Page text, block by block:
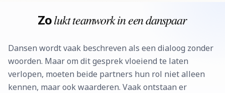
Zolukt teamwork in een danspaar
Dansen wordt vaak beschreven als een dialoog zonder
woorden. Maar om dit gesprek vloeiend te laten
verlopen, moeten beide partners hun rol niet alleen
kennen, maar ook waarderen. Vaak ontstaan er